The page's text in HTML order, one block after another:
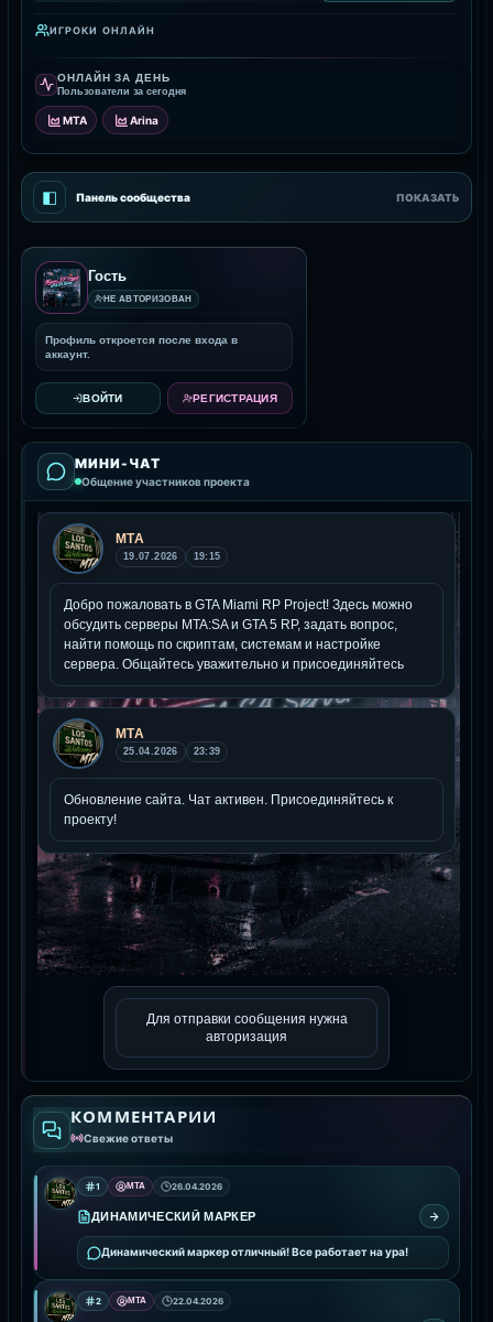
ИГРОКИ ОНЛАЙН
ОНЛАЙН ЗА ДЕНЬ
Пользователи за сегодня
MTA Arina
◧ Панель сообщества ПОКАЗАТЬ
Гость
НЕ АВТОРИЗОВАН
Профиль откроется после входа в
аккаунт.
ВОЙТИ РЕГИСТРАЦИЯ
МИНИ-ЧАТ
Общение участников проекта
Для отправки сообщения нужна
авторизация
КОММЕНТАРИИ
Свежие ответы
1 MTA 26.04.2026
ДИНАМИЧЕСКИЙ МАРКЕР
Динамический маркер отличный! Все работает на ура!
2 MTA 22.04.2026